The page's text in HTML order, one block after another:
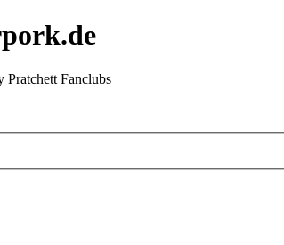
Pratchett Fanclubs